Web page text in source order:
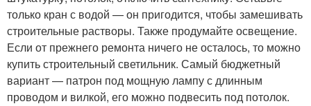
только кран с водой — он пригодится, чтобы замешивать
строительные растворы. Также продумайте освещение.
Если от прежнего ремонта ничего не осталось, то можно
купить строительный светильник. Самый бюджетный
вариант — патрон под мощную лампу с длинным
проводом и вилкой, его можно подвесить под потолок.